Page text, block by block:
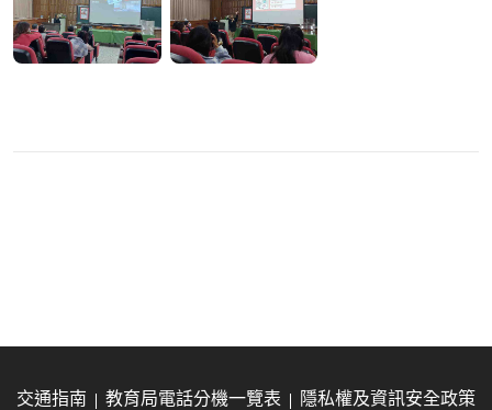
交通指南 教育局電話分機一覽表
隱私權及資訊安全政策